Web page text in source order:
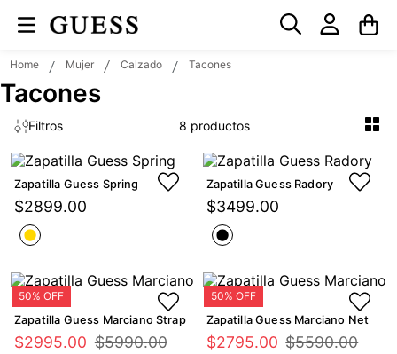
Mujer Calzado Tacones
Tacones
Filtros 8
Zapatilla Guess Spring
$2899.00
Zapatilla Guess Radory
$3499.00
Zapatilla Guess Marciano Strap
$2995.00 $5990.00
Zapatilla Guess Marciano Net
$2795.00 $5590.00